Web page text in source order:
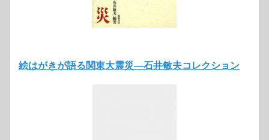
絵はがきが語る関東大震災―石井敏夫コレクション